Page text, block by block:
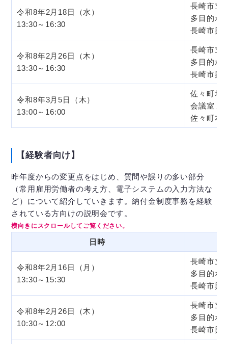
令和8年2月18日（水）
13:30～16:30
長崎市
多目的ホ
長崎市興
令和8年2月26日（木）
13:30～16:30
長崎市
多目的ホ
長崎市興
令和8年3月5日（木）
13:00～16:00
佐々町地
会議室１
佐々町本
【経験者向け】
昨年度からの変更点をはじめ、質問や誤りの多い部分
（常用雇用労働者の考え方、電子システムの入力方法な
ど）について紹介していきます。納付金制度事務を経験
されている方向けの説明会です。
日時
令和8年2月16日（月）
13:30～15:30
長崎市
多目的ホ
長崎市興
令和8年2月26日（木）
10:30～12:00
長崎市
多目的ホ
長崎市興